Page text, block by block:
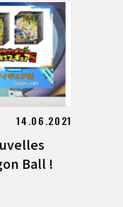
14.06.2021
Ball !